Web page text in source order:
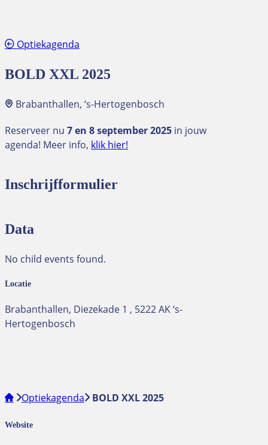
Optiekagenda
BOLD XXL 2025
Brabanthallen, ‘s-Hertogenbosch
Reserveer nu 7 en 8 september 2025 in jouw
agenda! Meer info, klik hier!
Inschrijfformulier
Data
No child events found.
Locatie
Brabanthallen, Diezekade 1 , 5222 AK ‘s-
Hertogenbosch
Optiekagenda BOLD XXL 2025
Website